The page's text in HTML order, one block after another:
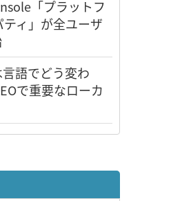
「プラットフ
ティ」が全ユーザ
語でどう変わ
で重要なローカ